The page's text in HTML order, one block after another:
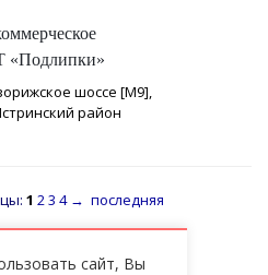
«Подлипки»
шоссе [М9],
район
1 23 4 → последняя
сайт, Вы